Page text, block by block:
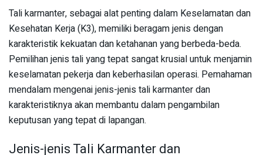
Tali karmanter, sebagai alat penting dalam Keselamatan dan
Kesehatan Kerja (K3), memiliki beragam jenis dengan
karakteristik kekuatan dan ketahanan yang berbeda-beda.
Pemilihan jenis tali yang tepat sangat krusial untuk menjamin
keselamatan pekerja dan keberhasilan operasi. Pemahaman
mendalam mengenai jenis-jenis tali karmanter dan
karakteristiknya akan membantu dalam pengambilan
keputusan yang tepat di lapangan.
Jenis-jenis Tali Karmanter dan